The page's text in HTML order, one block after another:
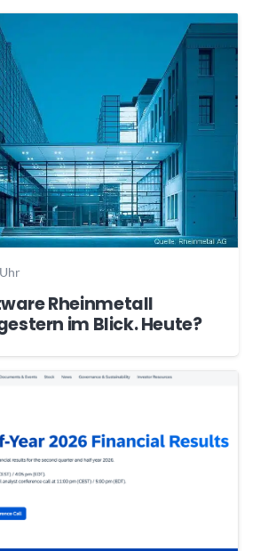
Rheinmetall
im Blick. Heute?